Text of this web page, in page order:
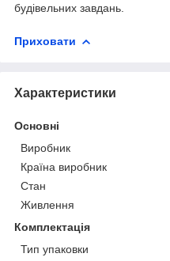
будівельних завдань.
Приховати
Характеристики
Основні
Виробник
Країна виробник
Стан
Живлення
Комплектація
Тип упаковки